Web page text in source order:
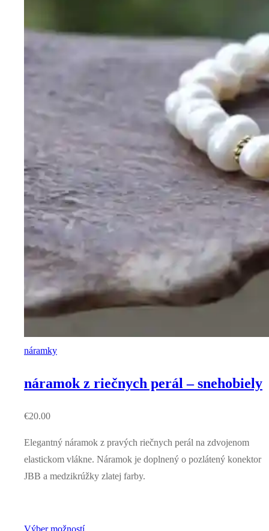
náramky
náramok z riečnych perál – snehobiely
€20.00
Elegantný náramok z pravých riečnych perál na zdvojenom
elastickom vlákne. Náramok je doplnený o pozlátený konektor
JBB a medzikrúžky zlatej farby.